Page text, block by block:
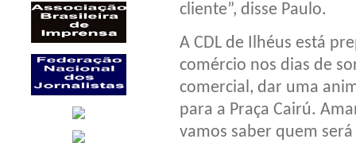
cliente”, disse Paulo.
A CDL de Ilhéus está
comércio nos dias de
comercial, dar uma
para a Praça Cairú.
vamos saber quem